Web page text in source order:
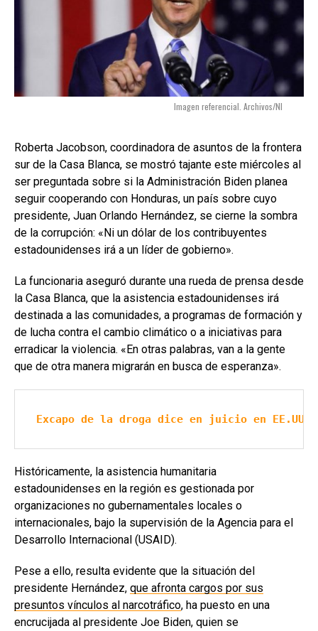
Imagen referencial. Archivos/NI
Roberta Jacobson, coordinadora de asuntos de la frontera
sur de la Casa Blanca, se mostró tajante este miércoles al
ser preguntada sobre si la Administración Biden planea
seguir cooperando con Honduras, un país sobre cuyo
presidente, Juan Orlando Hernández, se cierne la sombra
de la corrupción: «Ni un dólar de los contribuyentes
estadounidenses irá a un líder de gobierno».
La funcionaria aseguró durante una rueda de prensa desde
la Casa Blanca, que la asistencia estadounidenses irá
destinada a las comunidades, a programas de formación y
de lucha contra el cambio climático o a iniciativas para
erradicar la violencia. «En otras palabras, van a la gente
que de otra manera migrarán en busca de esperanza».
Excapo de la droga dice en juicio en
Históricamente, la asistencia humanitaria
estadounidenses en la región es gestionada por
organizaciones no gubernamentales locales o
internacionales, bajo la supervisión de la Agencia para el
Desarrollo Internacional (USAID).
Pese a ello, resulta evidente que la situación del
presidente Hernández, que afronta cargos por sus
presuntos vínculos al narcotráfico, ha puesto en una
encrucijada al presidente Joe Biden, quien se